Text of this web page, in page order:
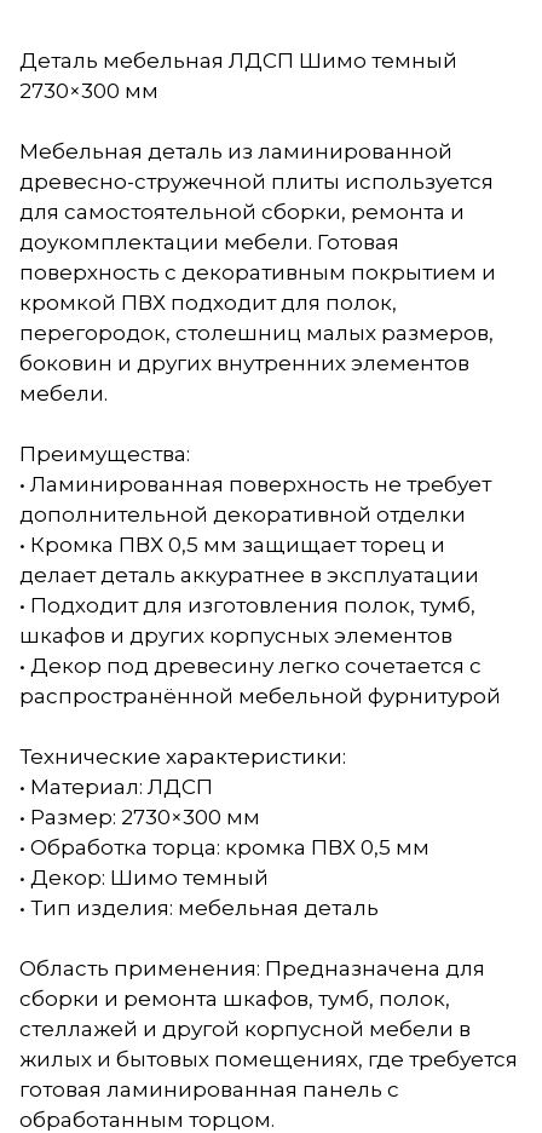
Деталь мебельная ЛДСП Шимо темный
2730×300 мм
Мебельная деталь из ламинированной
древесно-стружечной плиты используется
для самостоятельной сборки, ремонта и
доукомплектации мебели. Готовая
поверхность с декоративным покрытием и
кромкой ПВХ подходит для полок,
перегородок, столешниц малых размеров,
боковин и других внутренних элементов
мебели.
Преимущества:
• Ламинированная поверхность не требует
дополнительной декоративной отделки
• Кромка ПВХ 0,5 мм защищает торец и
делает деталь аккуратнее в эксплуатации
• Подходит для изготовления полок, тумб,
шкафов и других корпусных элементов
• Декор под древесину легко сочетается с
распространённой мебельной фурнитурой
Технические характеристики:
• Материал: ЛДСП
• Размер: 2730×300 мм
• Обработка торца: кромка ПВХ 0,5 мм
• Декор: Шимо темный
• Тип изделия: мебельная деталь
Область применения: Предназначена для
сборки и ремонта шкафов, тумб, полок,
стеллажей и другой корпусной мебели в
жилых и бытовых помещениях, где требуется
готовая ламинированная панель с
обработанным торцом.